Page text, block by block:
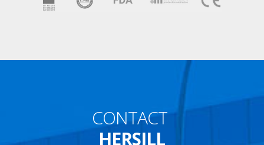
CONTACT
HERSILL